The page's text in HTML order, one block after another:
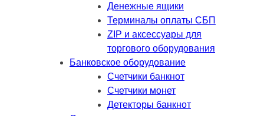
Денежные ящики
Терминалы оплаты СБП
ZIP и аксессуары для
торгового оборудования
Банковское оборудование
Счетчики банкнот
Счетчики монет
Детекторы банкнот